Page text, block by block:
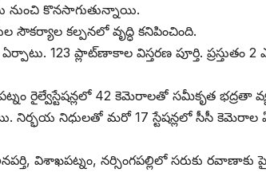
నుంచి కొనసాగుతున్నాయి.
సౌకర్యాల కల్పనలో వృద్ధి కనిపించింది.
123 ప్లాట్‌ణాకాల విస్తరణ పూర్తి. ప్రస్తుతం 2
రైల్వేస్టేషన్లలో 42 కెమెరాలతో సమీకృత భద్రతా
నిర్భయ నిధులతో మరో 17 స్టేషన్లలో సీసీ కెమెరాల
విశాఖపట్నం, నర్సింగపల్లిలో సరుకు రవాణాకు